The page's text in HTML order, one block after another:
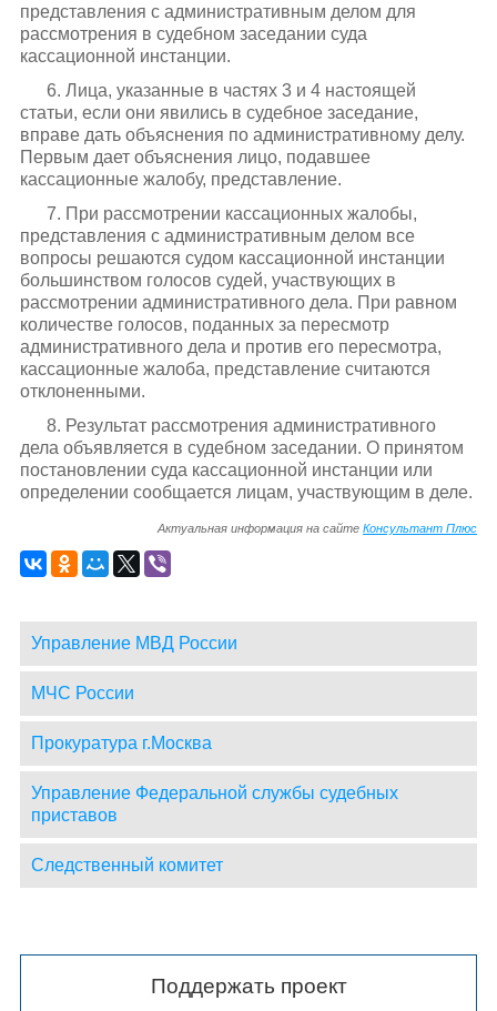
представления с административным делом для
рассмотрения в судебном заседании суда
кассационной инстанции.
6. Лица, указанные в частях 3 и 4 настоящей
статьи, если они явились в судебное заседание,
вправе дать объяснения по административному делу.
Первым дает объяснения лицо, подавшее
кассационные жалобу, представление.
7. При рассмотрении кассационных жалобы,
представления с административным делом все
вопросы решаются судом кассационной инстанции
большинством голосов судей, участвующих в
рассмотрении административного дела. При равном
количестве голосов, поданных за пересмотр
административного дела и против его пересмотра,
кассационные жалоба, представление считаются
отклоненными.
8. Результат рассмотрения административного
дела объявляется в судебном заседании. О принятом
постановлении суда кассационной инстанции или
определении сообщается лицам, участвующим в деле.
Актуальная информация на сайтеКонсультант Плюс
Управление МВД России
МЧС России
Прокуратура г.Москва
Управление Федеральной службы судебных
приставов
Следственный комитет
Поддержать проект